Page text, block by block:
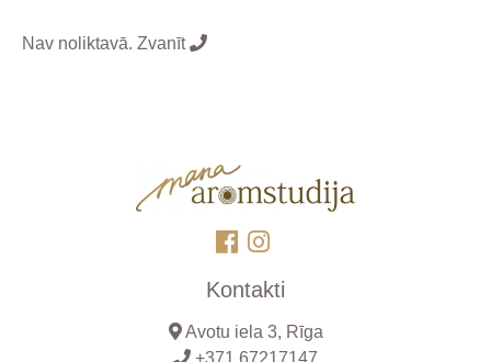
Nav noliktavā. Zvanīt
Kontakti
Avotu iela 3, Rīga
+371 67217147